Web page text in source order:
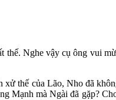
thế. Nghe vậy cụ ông vui
thế của Lão, Nho đã
Mạnh mà Ngài đã gặp?